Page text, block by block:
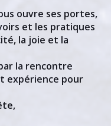
ouvre ses portes,
et les pratiques
la joie et la
la rencontre
expérience pour